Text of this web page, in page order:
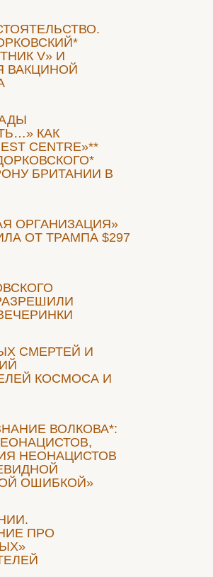
V» И
ВАКЦИНОЙ
КАК
CENTRE»**
БРИТАНИИ В
ОРГАНИЗАЦИЯ»
ОТ ТРАМПА $297
СМЕРТЕЙ И
КОСМОСА И
ВОЛКОВА*:
НЕОНАЦИСТОВ
ОШИБКОЙ»
ПРО